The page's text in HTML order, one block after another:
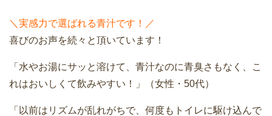
＼実感力で選ばれる青汁です！／
喜びのお声を続々と頂いています！
「水やお湯にサッと溶けて、青汁なのに青臭さもなく、こ
れはおいしくて飲みやすい！」（女性・50代）
「以前はリズムが乱れがちで、何度もトイレに駆け込んで